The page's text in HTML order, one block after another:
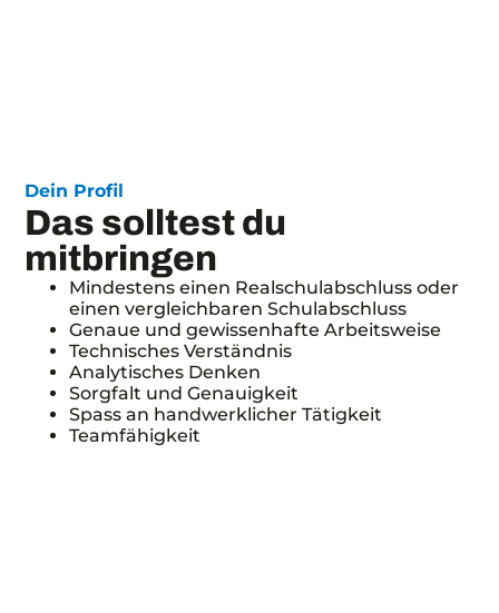
Dein Profil
Das solltest du
mitbringen
Mindestens einen Realschulabschluss oder
einen vergleichbaren Schulabschluss
Genaue und gewissenhafte Arbeitsweise
Technisches Verständnis
Analytisches Denken
Sorgfalt und Genauigkeit
Spass an handwerklicher Tätigkeit
Teamfähigkeit